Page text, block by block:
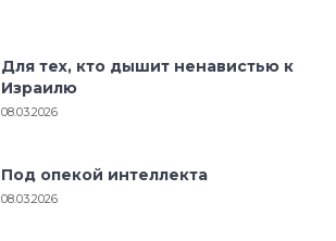
Для тех, кто дышит ненавистью к
Израилю
08.03.2026
Под опекой интеллекта
08.03.2026